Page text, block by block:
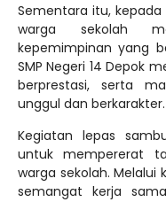
Sementara itu,
warga sekolah
kepemimpinan yang
SMP Negeri 14 Depok
berprestasi, serta
unggul dan berkarakter.
Kegiatan lepas
untuk mempererat
warga sekolah. Melalui
semangat kerja